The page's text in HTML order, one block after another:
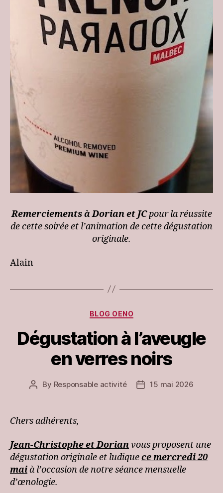
Remerciements à Dorian et JCpour la réussite
de cette soirée et l’animation de cette dégustation
originale.
Alain
Categories
BLOG OENO
Dégustation à l’aveugle
en verres noirs
Post
By Responsable activité
Post15 mai 2026
Chers adhérents,
Jean-Christophe et Dorianvous proposent une
dégustation originale et ludiquece mercredi 20
maià l’occasion de notre séance mensuelle
d’œnologie.